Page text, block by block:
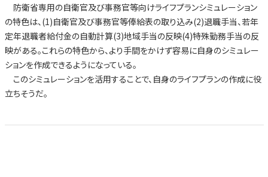
防衛省専用の自衛官及び事務官等向けライフプランシミュレーション
の特色は、(1)自衛官及び事務官等俸給表の取り込み(2)退職手当、若年
定年退職者給付金の自動計算(3)地域手当の反映(4)特殊勤務手当の反
映がある。これらの特色から、より手間をかけず容易に自身のシミュレー
ションを作成できるようになっている。
このシミュレーションを活用することで、自身のライフプランの作成に役
立ちそうだ。